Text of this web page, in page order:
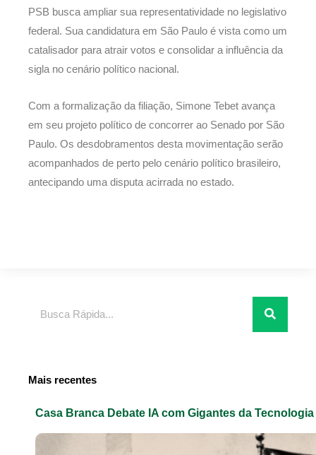
PSB busca ampliar sua representatividade no legislativo
federal. Sua candidatura em São Paulo é vista como um
catalisador para atrair votos e consolidar a influência da
sigla no cenário político nacional.
Com a formalização da filiação, Simone Tebet avança
em seu projeto político de concorrer ao Senado por São
Paulo. Os desdobramentos desta movimentação serão
acompanhados de perto pelo cenário político brasileiro,
antecipando uma disputa acirrada no estado.
Mais recentes
Casa Branca Debate IA com Gigantes da